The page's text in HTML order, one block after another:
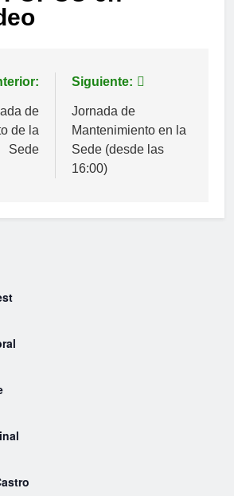
de
de la
Sede
Siguiente:
Jornada de
Mantenimiento en la
Sede (desde las
16:00)